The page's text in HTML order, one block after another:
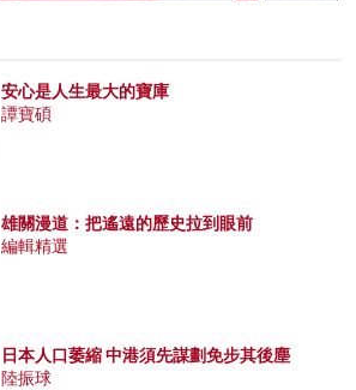
安心是人生最大的寶庫
譚寶碩
雄關漫道：把遙遠的歷史拉到眼前
編輯精選
日本人口萎縮 中港須先謀劃免步其後塵
陸振球